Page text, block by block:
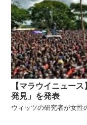
【マラウイニュー
発見」を発表
ウィッツの研究者が女性